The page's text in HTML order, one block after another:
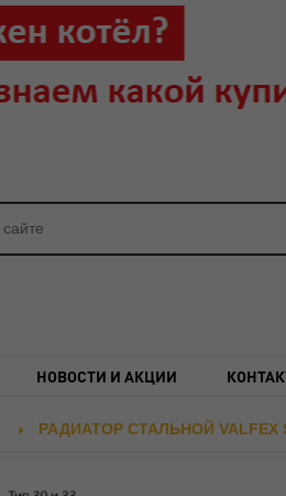
НОВОСТИ И АКЦИИ
РАДИАТОР СТАЛЬНОЙ VALFEX